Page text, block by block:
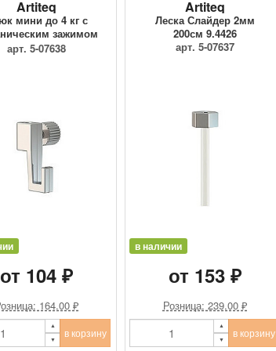
Artiteq
мини до 4 кг с
зажимом
9.4205
арт. 5-07638
от 104 ₽
164.00 ₽
в корзину
Artiteq
Леска Слайдер 2мм
200см 9.4426
арт. 5-07637
в наличии
от 153 ₽
Розница: 239.00 ₽
в корзину